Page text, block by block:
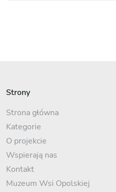
Strony
Strona główna
Kategorie
O projekcie
Wspierają nas
Kontakt
Muzeum Wsi Opolskiej